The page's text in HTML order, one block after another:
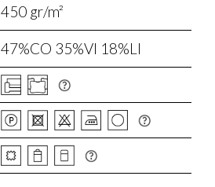
450 gr/m²
47%CO 35%VI 18%LI